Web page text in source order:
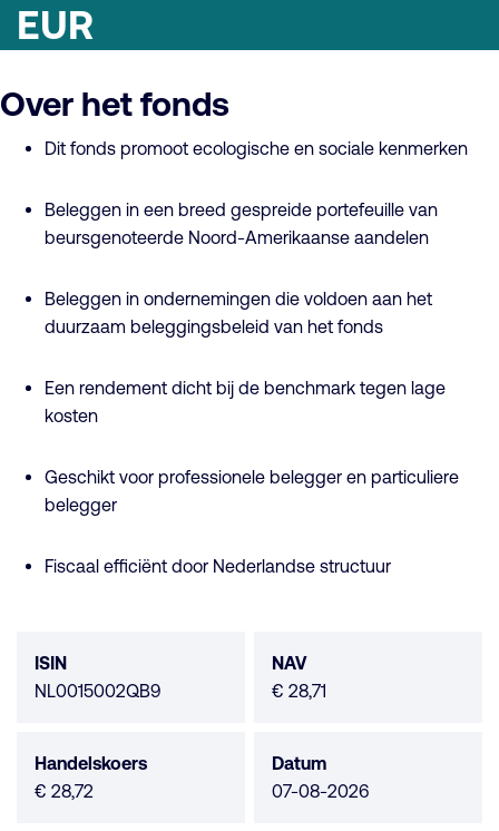
EUR
Over het fonds
Dit fonds promoot ecologische en sociale kenmerken
Beleggen in een breed gespreide portefeuille van
beursgenoteerde Noord-Amerikaanse aandelen
Beleggen in ondernemingen die voldoen aan het
duurzaam beleggingsbeleid van het fonds
Een rendement dicht bij de benchmark tegen lage
kosten
Geschikt voor professionele belegger en particuliere
belegger
Fiscaal efficiënt door Nederlandse structuur
data
ISIN
NL0015002QB9
NAV
€ 28,71
Handelskoers
€ 28,72
Datum
07-08-2026